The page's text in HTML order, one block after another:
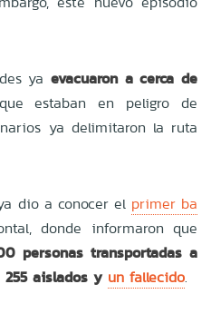
ya evacuaron a cerca de
estaban en peligro de
ya delimitaron la ruta
dio a conocer el primer ba
donde informaron que
personas transportadas a
255 aislados y un fallecido.